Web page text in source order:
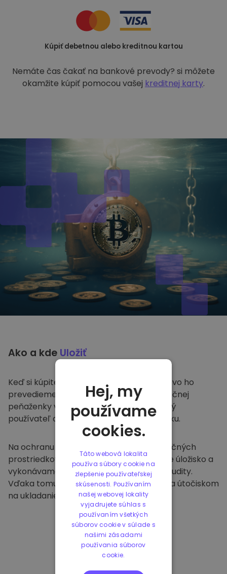
Kúpiť debetnou alebo kreditnou kartou
Nemáte čas čakať na bankové prevody? si môžete
okamžite kúpiť pomocou vašej kreditnej karty.
Ako a kde Uložiť
Keď si kúpite na Kriptomat
, bezproblémovo ho
prevedieme do vašej vyhradenej a bezpečnej
peňaženky v rámci našej platformy. Každý
používateľ dostane individuálnu peňaženku.
Na ochranu našich zákazníkov a ich finančných
prostriedkov ponúkame bezpečné offline úložisko a
vykonávame pravidelné bezpečnostné audity.
Vďaka tomuto prístupu je naša platforma útočiskom
na ukladanie a iných kryptomien.
Hej, my
používame
cookies.
Táto webová lokalita
používa súbory cookie na
zlepšenie používateľskej
skúsenosti. Používaním
našej webovej lokality
vyjadrujete súhlas s
používaním všetkých
súborov cookie v súlade s
našimi zásadami
používania súborov
cookie.